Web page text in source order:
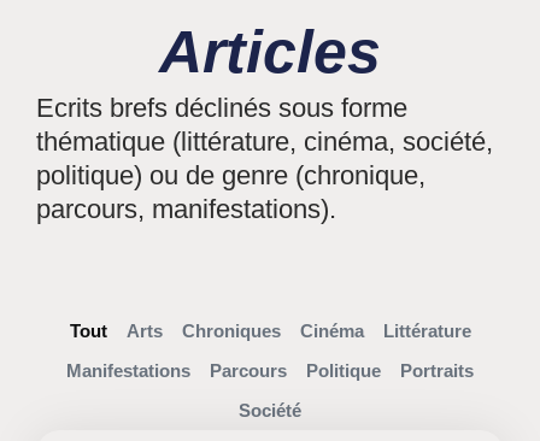
Articles
Ecrits brefs déclinés sous forme
thématique (littérature, cinéma, société,
politique) ou de genre (chronique,
parcours, manifestations).
Arts Chroniques Cinéma
Littérature
Manifestations
Parcours Politique
Portraits
Société
Tout